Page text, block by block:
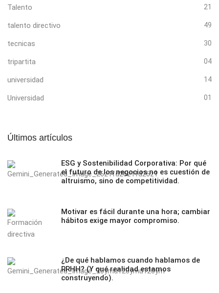
Talento 21
talento directivo 49
tecnicas 30
tripartita 04
universidad 14
Universidad 01
Últimos artículos
ESG y Sostenibilidad Corporativa: Por qué
el futuro de los negocios no es cuestión de
altruismo, sino de competitividad.
Motivar es fácil durante una hora; cambiar
hábitos exige mayor compromiso.
¿De qué hablamos cuando hablamos de
RRHH? (Y qué realidad estamos
construyendo).